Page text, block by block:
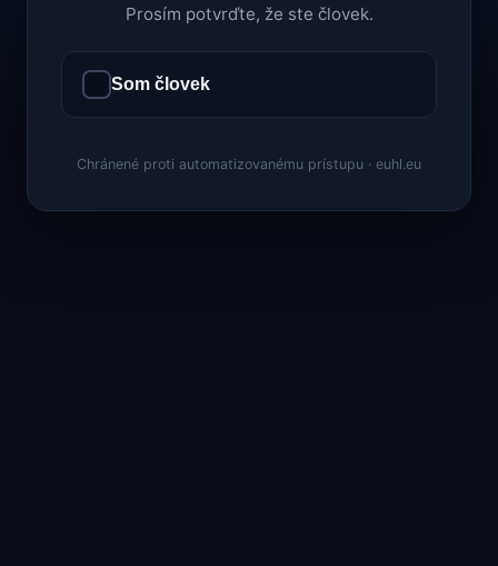
Prosím potvrďte, že ste človek.
Som človek
Chránené proti automatizovanému prístupu · euhl.eu